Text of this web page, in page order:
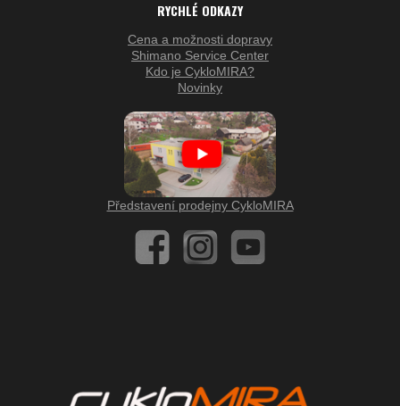
RYCHLÉ ODKAZY
Cena a možnosti dopravy
Shimano Service Center
Kdo je CykloMIRA?
Novinky
Představení prodejny CykloMIRA